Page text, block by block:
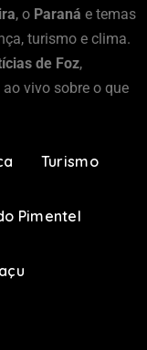
, o Paraná e temas
turismo e clima.
de Foz,
vivo sobre o que
Turismo
Pimentel